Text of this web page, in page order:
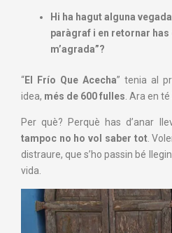
Hi ha hagut alguna
paràgraf i en retornar has
m’agrada”?
“El Frío Que Acecha” tenia al
idea, més de 600 fulles . Ara en té
Per què? Perquè has d’anar
tampoc no ho vol saber tot.
distraure, que s’ho passin bé
vida.